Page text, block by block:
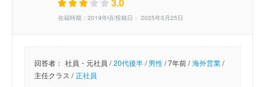
在籍時期：2019年頃/投稿日： 2025年5月25日
回答者： 社員・元社員 / 20代後半/男性/7年前 / 海外営業/
主任クラス / 正社員